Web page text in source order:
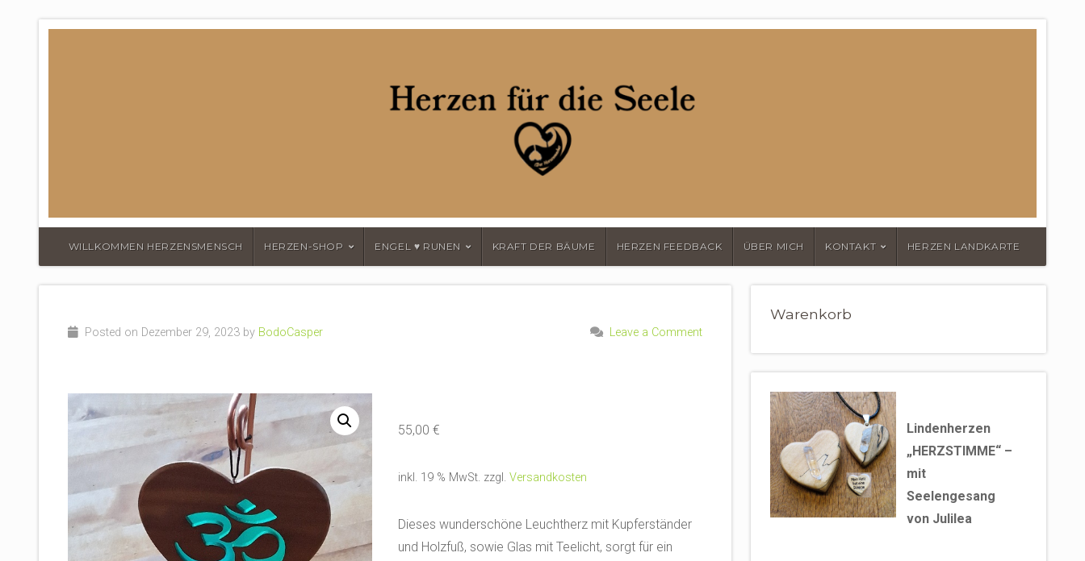
DER HERZENMACHER
WILLKOMMEN HERZENSMENSCH HERZEN-SHOP ENGEL ♥ RUNEN KRAFT DER BÄUME HERZEN FEEDBACK ÜBER MICH KONTAKT HERZEN LANDKARTE
Posted on Dezember 29, 2023 by BodoCasper Leave a Comment
55,00 €
inkl. 19 % MwSt. zzgl. Versandkosten
Dieses wunderschöne Leuchtherz mit Kupferständer
und Holzfuß, sowie Glas mit Teelicht, sorgt für ein
Warenkorb
Lindenherzen
„HERZSTIMME“ –
mit
Seelengesang
von Julilea